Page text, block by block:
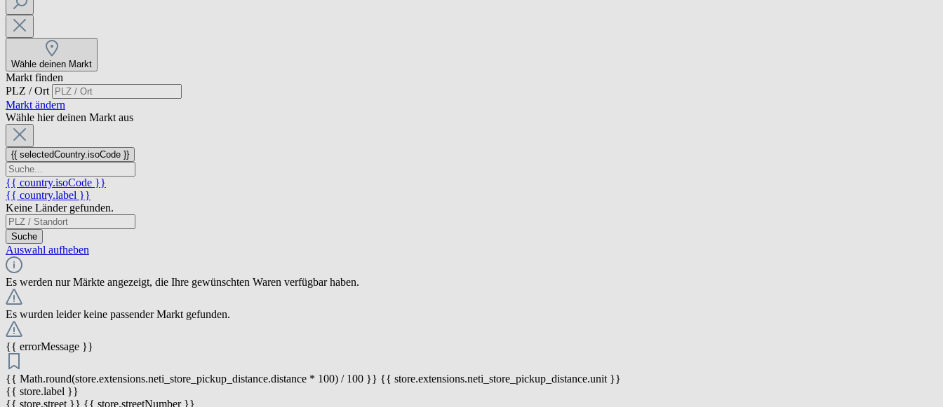
Wähle deinen Markt
Markt finden
PLZ / Ort
Markt ändern
Wähle hier deinen Markt aus
{{ selectedCountry.isoCode }}
{{ country.isoCode }}
{{ country.label }}
Keine Länder gefunden.
Suche
Auswahl aufheben
Es werden nur Märkte angezeigt, die Ihre gewünschten Waren verfügbar haben.
Es wurden leider keine passender Markt gefunden.
{{ errorMessage }}
{{ Math.round(store.extensions.neti_store_pickup_distance.distance * 100) / 100 }} {{ store.extensions.neti_store_pickup_distance.unit }}
{{ store.label }}
{{ store.street }} {{ store.streetNumber }}